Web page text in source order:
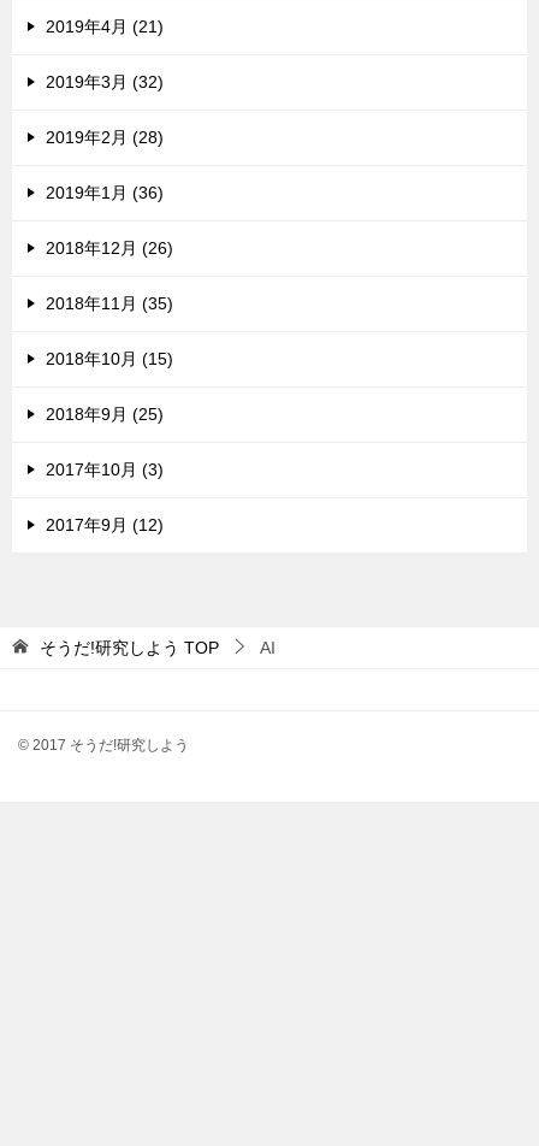
2019年4月 (21)
2019年3月 (32)
2019年2月 (28)
2019年1月 (36)
2018年12月 (26)
2018年11月 (35)
2018年10月 (15)
2018年9月 (25)
2017年10月 (3)
2017年9月 (12)
そうだ!研究しよう TOP AI
© 2017 そうだ!研究しよう